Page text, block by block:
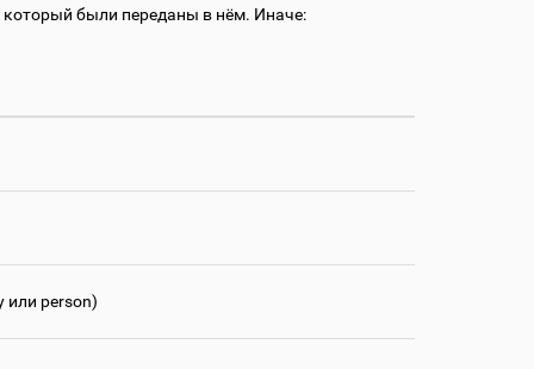
который были переданы в нём. Иначе:
или person)